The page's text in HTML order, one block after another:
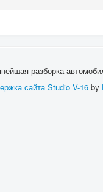
разборка
сайта Studio V-16by